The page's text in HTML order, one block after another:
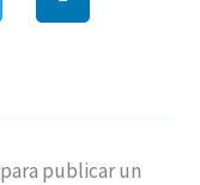
para publicar un